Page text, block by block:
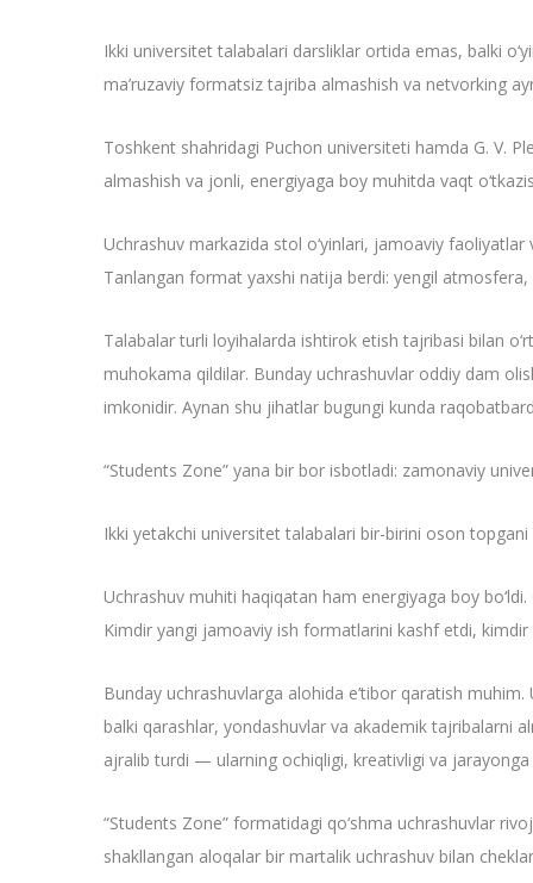
Ikki universitet talabalari darsliklar ortida emas, balki
ma’ruzaviy formatsiz tajriba almashish va netvorking
Toshkent shahridagi Puchon universiteti hamda G. V.
almashish va jonli, energiyaga boy muhitda vaqt
Uchrashuv markazida stol o‘yinlari, jamoaviy
Tanlangan format yaxshi natija berdi: yengil
Talabalar turli loyihalarda ishtirok etish tajribasi bilan
muhokama qildilar. Bunday uchrashuvlar oddiy dam
imkonidir. Aynan shu jihatlar bugungi kunda
“Students Zone” yana bir bor isbotladi: zamonaviy
Ikki yetakchi universitet talabalari bir-birini oson
Uchrashuv muhiti haqiqatan ham energiyaga boy
Kimdir yangi jamoaviy ish formatlarini kashf etdi,
Bunday uchrashuvlarga alohida e’tibor qaratish
balki qarashlar, yondashuvlar va akademik tajribalarni
ajralib turdi — ularning ochiqligi, kreativligi va jarayonga
“Students Zone” formatidagi qo‘shma uchrashuvlar
shakllangan aloqalar bir martalik uchrashuv bilan